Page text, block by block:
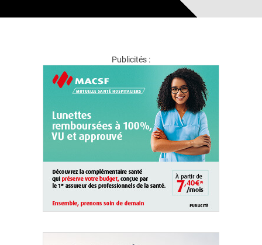
Publicités :